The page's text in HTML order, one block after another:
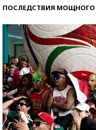
ПОСЛЕДСТВИЯ МОЩНОГО